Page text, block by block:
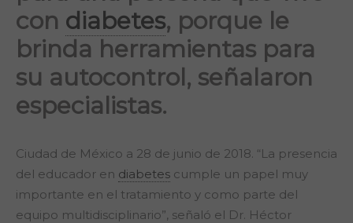
con diabetes, porque le
brinda herramientas para
su autocontrol, señalaron
especialistas.
Ciudad de México a 28 de junio de 2018. “La presencia
del educador en diabetes cumple un papel muy
importante en el tratamiento y como parte del
equipo multidisciplinario”, señaló el Dr. Héctor